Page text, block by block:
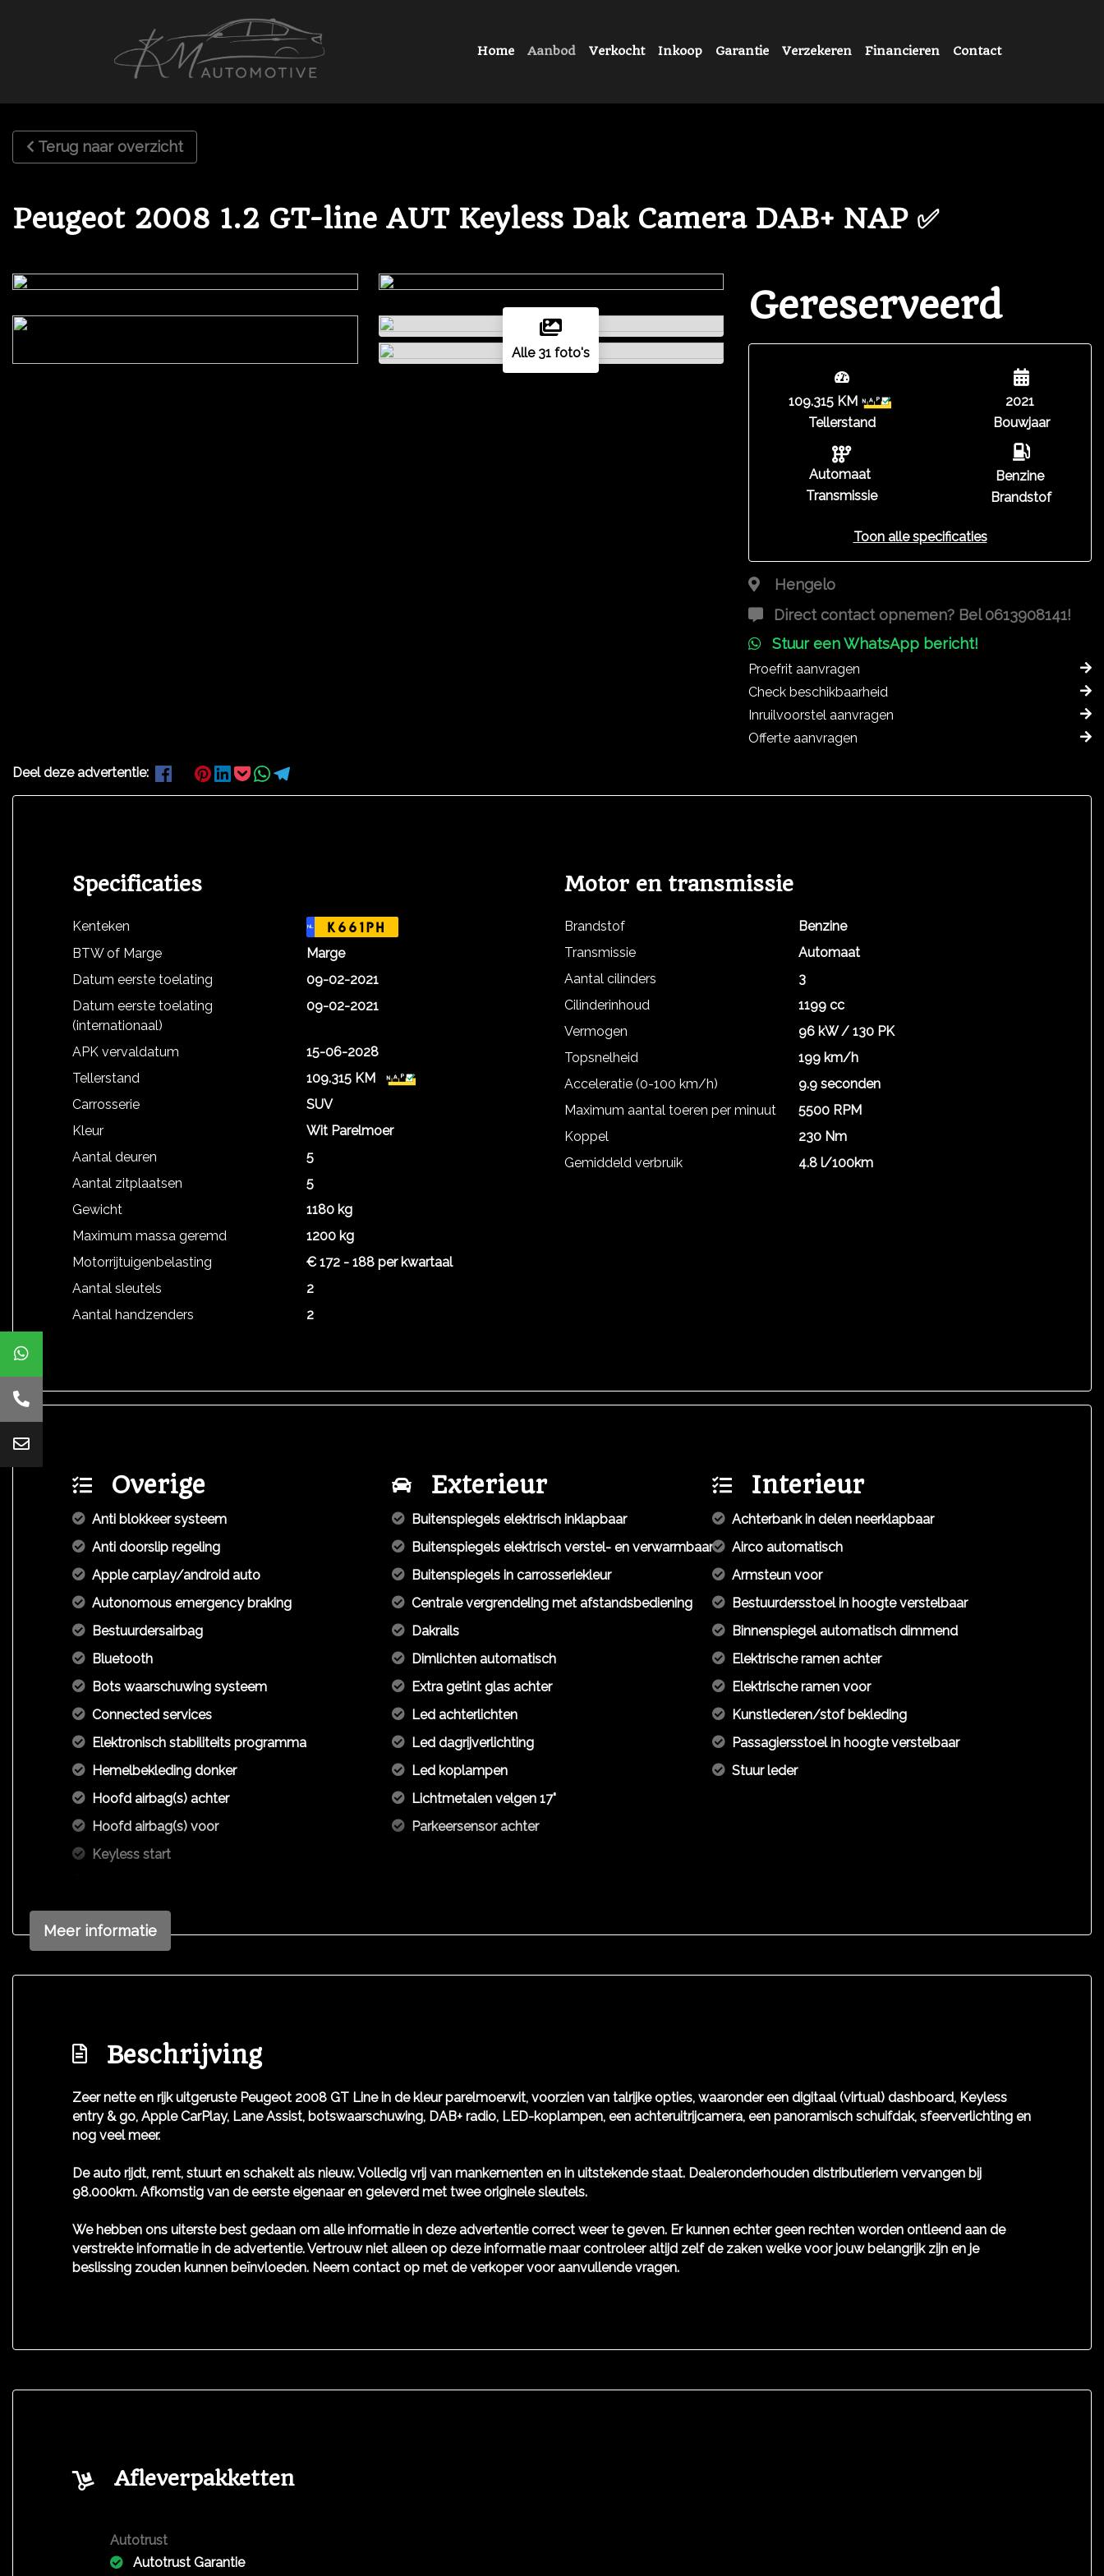
Home Aanbod Verkocht Inkoop Garantie Verzekeren Financieren Contact
Terug naar overzicht
Peugeot 2008 1.2 GT-line AUT Keyless Dak Camera DAB+ NAP ✅
Alle 31 foto's
Gereserveerd
109.315 KM
Tellerstand
Automaat
Transmissie
2021
Bouwjaar
Benzine
Brandstof
Toon alle specificaties
Hengelo
Direct contact opnemen? Bel 0613908141!
Stuur een WhatsApp bericht!
Proefrit aanvragen
Check beschikbaarheid
Inruilvoorstel aanvragen
Offerte aanvragen
Deel deze advertentie:
Specificaties
Kenteken NL K661PH
BTW of Marge
Marge
Datum eerste toelating
09-02-2021
Datum eerste toelating
(internationaal)
09-02-2021
APK vervaldatum
15-06-2028
Tellerstand
109.315 KM
Carrosserie
SUV
Kleur
Wit Parelmoer
Aantal deuren
5
Aantal zitplaatsen
5
Gewicht
1180 kg
Maximum massa geremd
1200 kg
Motorrijtuigenbelasting
€ 172 - 188 per kwartaal
Aantal sleutels
2
Aantal handzenders
2
Motor en transmissie
Brandstof
Benzine
Transmissie
Automaat
Aantal cilinders
3
Cilinderinhoud
1199 cc
Vermogen
96 kW / 130 PK
Topsnelheid
199 km/h
Acceleratie (0-100 km/h)
9.9 seconden
Maximum aantal toeren per minuut
5500 RPM
Koppel
230 Nm
Gemiddeld verbruik
4.8 l/100km
Overige
Anti blokkeer systeem
Anti doorslip regeling
Apple carplay/android auto
Autonomous emergency braking
Bestuurdersairbag
Bluetooth
Bots waarschuwing systeem
Connected services
Elektronisch stabiliteits programma
Hemelbekleding donker
Hoofd airbag(s) achter
Hoofd airbag(s) voor
Keyless start
Multimedia scherm standaard
Passagiersairbag
Exterieur
Buitenspiegels elektrisch inklapbaar
Buitenspiegels elektrisch verstel- en verwarmbaar
Buitenspiegels in carrosseriekleur
Centrale vergrendeling met afstandsbediening
Dakrails
Dimlichten automatisch
Extra getint glas achter
Led achterlichten
Led dagrijverlichting
Led koplampen
Lichtmetalen velgen 17"
Parkeersensor achter
Interieur
Achterbank in delen neerklapbaar
Airco automatisch
Armsteun voor
Bestuurdersstoel in hoogte verstelbaar
Binnenspiegel automatisch dimmend
Elektrische ramen achter
Elektrische ramen voor
Kunstlederen/stof bekleding
Passagiersstoel in hoogte verstelbaar
Stuur leder
Meer informatie
Beschrijving
Zeer nette en rijk uitgeruste Peugeot 2008 GT Line in de kleur parelmoerwit, voorzien van talrijke opties, waaronder een digitaal (virtual) dashboard, Keyless
entry & go, Apple CarPlay, Lane Assist, botswaarschuwing, DAB+ radio, LED-koplampen, een achteruitrijcamera, een panoramisch schuifdak, sfeerverlichting en
nog veel meer.
De auto rijdt, remt, stuurt en schakelt als nieuw. Volledig vrij van mankementen en in uitstekende staat. Dealeronderhouden distributieriem vervangen bij
98.000km. Afkomstig van de eerste eigenaar en geleverd met twee originele sleutels.
We hebben ons uiterste best gedaan om alle informatie in deze advertentie correct weer te geven. Er kunnen echter geen rechten worden ontleend aan de
verstrekte informatie in de advertentie. Vertrouw niet alleen op deze informatie maar controleer altijd zelf de zaken welke voor jouw belangrijk zijn en je
beslissing zouden kunnen beïnvloeden. Neem contact op met de verkoper voor aanvullende vragen.
Afleverpakketten
Autotrust
Autotrust Garantie